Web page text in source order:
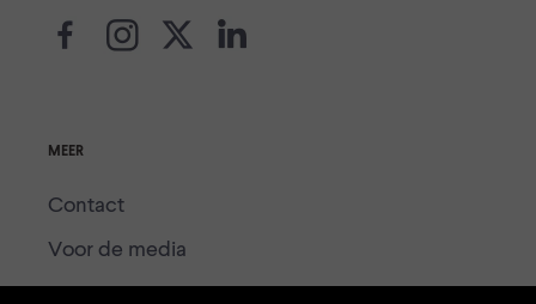
MEER
Contact
Voor de media